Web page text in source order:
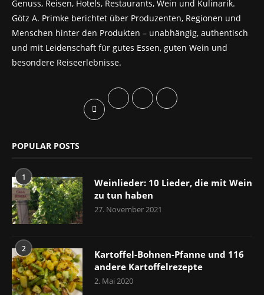
Genuss, Reisen, Hotels, Restaurants, Wein und Kulinarik.
Götz A. Primke berichtet über Produzenten, Regionen und
Menschen hinter den Produkten – unabhängig, authentisch
und mit Leidenschaft für gutes Essen, guten Wein und
besondere Reiseerlebnisse.
POPULAR POSTS
1
Weinlieder: 10 Lieder, die mit Wein
zu tun haben
27. November 2021
2
Kartoffel-Bohnen-Pfanne und 116
andere Kartoffelrezepte
2. Mai 2020